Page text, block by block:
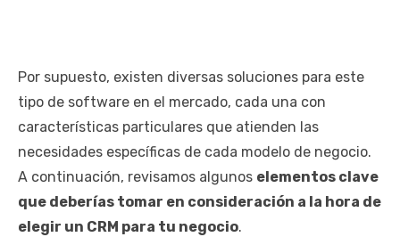
Por supuesto, existen diversas soluciones para este
tipo de software en el mercado, cada una con
características particulares que atienden las
necesidades específicas de cada modelo de negocio.
A continuación, revisamos algunos elementos clave
que deberías tomar en consideración a la hora de
elegir un CRM para tu negocio.